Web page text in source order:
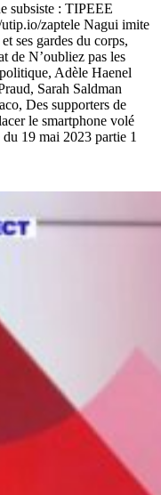
subsiste : TIPEEE
zaptele Nagui imite
ses gardes du corps,
de N’oubliez pas les
Adèle Haenel
Sarah Saldman
Des supporters de
le smartphone volé
19 mai 2023 partie 1